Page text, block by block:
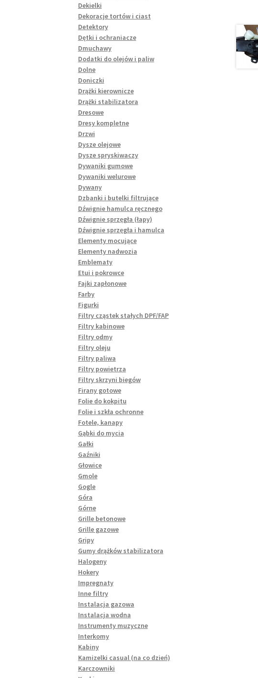
Dekielki
Dekoracje tortów i ciast
Detektory
Dętki i ochraniacze
Dmuchawy
Dodatki do olejów i paliw
Dolne
Doniczki
Drążki kierownicze
Drążki stabilizatora
Dresowe
Dresy kompletne
Drzwi
Dysze olejowe
Dysze spryskiwaczy
Dywaniki gumowe
Dywaniki welurowe
Dywany
Dzbanki i butelki filtrujące
Dźwignie hamulca ręcznego
Dźwignie sprzęgła (łapy)
Dźwignie sprzęgła i hamulca
Elementy mocujące
Elementy nadwozia
Emblematy
Etui i pokrowce
Fajki zapłonowe
Farby
Figurki
Filtry cząstek stałych DPF/FAP
Filtry kabinowe
Filtry odmy
Filtry oleju
Filtry paliwa
Filtry powietrza
Filtry skrzyni biegów
Firany gotowe
Folie do kokpitu
Folie i szkła ochronne
Fotele, kanapy
Gąbki do mycia
Gałki
Gaźniki
Głowice
Gmole
Gogle
Góra
Górne
Grille betonowe
Grille gazowe
Gripy
Gumy drążków stabilizatora
Halogeny
Hokery
Impregnaty
Inne filtry
Instalacja gazowa
Instalacja wodna
Instrumenty muzyczne
Interkomy
Kabiny
Kamizelki casual (na co dzień)
Karczowniki